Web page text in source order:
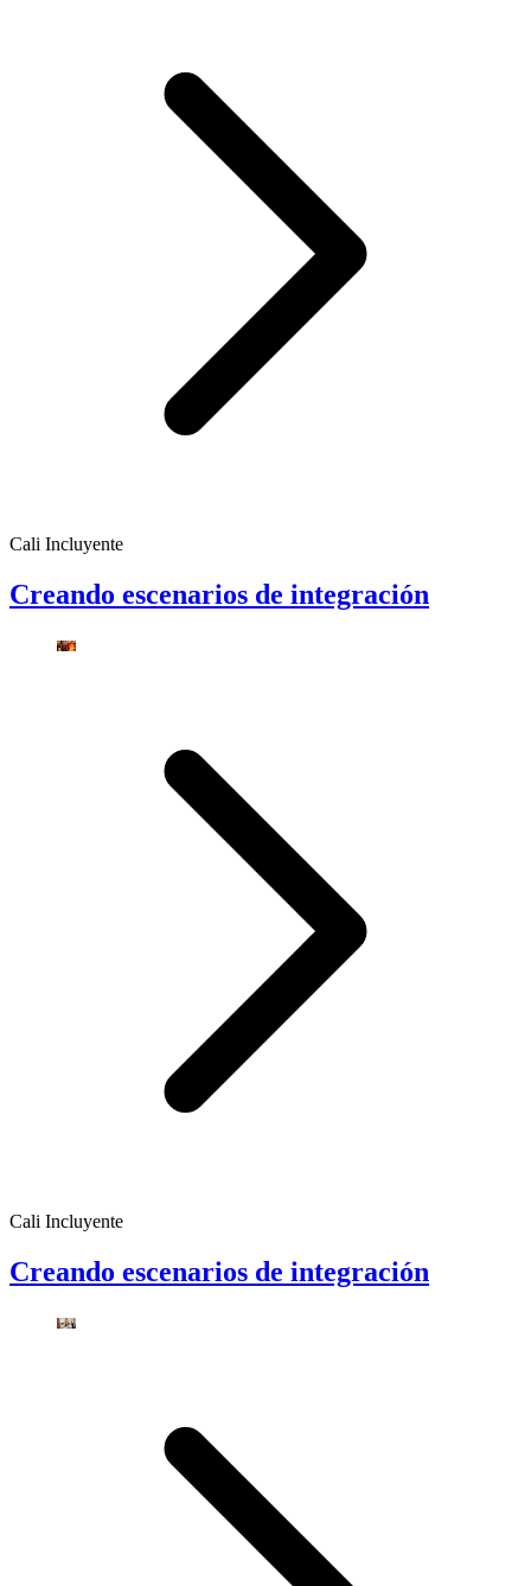
Cali Incluyente
Creando escenarios de integración
Cali Incluyente
Creando escenarios de integración